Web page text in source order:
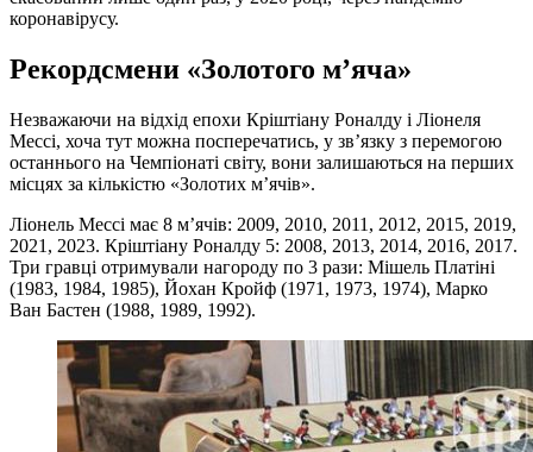
коронавірусу.
Рекордсмени «Золотого м’яча»
Незважаючи на відхід епохи Кріштіану Роналду і Ліонеля
Мессі, хоча тут можна посперечатись, у зв’язку з перемогою
останнього на Чемпіонаті світу, вони залишаються на перших
місцях за кількістю «Золотих м’ячів».
Ліонель Мессі має 8 м’ячів: 2009, 2010, 2011, 2012, 2015, 2019,
2021, 2023. Кріштіану Роналду 5: 2008, 2013, 2014, 2016, 2017.
Три гравці отримували нагороду по 3 рази: Мішель Платіні
(1983, 1984, 1985), Йохан Кройф (1971, 1973, 1974), Марко
Ван Бастен (1988, 1989, 1992).